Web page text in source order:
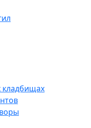
кладбищах